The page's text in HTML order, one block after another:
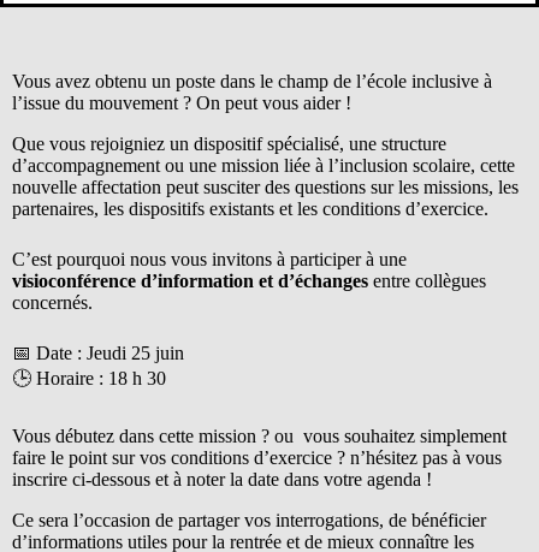
Vous avez obtenu un poste dans le champ de l’école inclusive à
l’issue du mouvement ? On peut vous aider !
Que vous rejoigniez un dispositif spécialisé, une structure
d’accompagnement ou une mission liée à l’inclusion scolaire, cette
nouvelle affectation peut susciter des questions sur les missions, les
partenaires, les dispositifs existants et les conditions d’exercice.
C’est pourquoi nous vous invitons à participer à une
visioconférence d’information et d’échanges entre collègues
concernés.
📅 Date : Jeudi 25 juin
🕒 Horaire : 18 h 30
Vous débutez dans cette mission ? ou vous souhaitez simplement
faire le point sur vos conditions d’exercice ? n’hésitez pas à vous
inscrire ci-dessous et à noter la date dans votre agenda !
Ce sera l’occasion de partager vos interrogations, de bénéficier
d’informations utiles pour la rentrée et de mieux connaître les